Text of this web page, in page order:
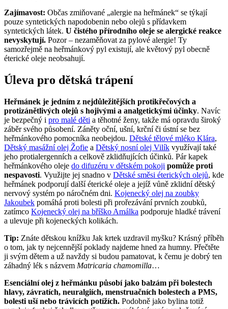
Zajímavost: Občas zmiňované „alergie na heřmánek“ se týkají
pouze syntetických napodobenin nebo olejů s přídavkem
syntetických látek. U čistého přírodního oleje se alergické reakce
nevyskytují. Pozor – nezaměňovat za pylové alergie! Ty
samozřejmě na heřmánkový pyl existují, ale květový pyl obecně
éterické oleje neobsahují.
Úleva pro dětská trápení
Heřmánek je jedním z nejdůležitějších protikřečových a
protizánětlivých olejů s hojivými a analgetickými účinky. Navíc
je bezpečný i pro malé děti a těhotné ženy, takže má opravdu široký
záběr svého působení. Záněty oční, ušní, krční či ústní se bez
heřmánkového pomocníka neobejdou. Dětské tělové mléko Klára,
Dětský masážní olej Žofie a Dětský nosní olej Vilík využívají také
jeho protialergenních a celkově zklidňujících účinků. Pár kapek
heřmánkového oleje do difuzéru v dětském pokoji pomůže proti
nespavosti. Využijte jej snadno v Dětské směsi éterických olejů, kde
heřmánek podporují další éterické oleje a jejíž vůně zklidní dětský
nervový systém po náročném dni. Kojenecký olej na zoubky
Jakoubek pomáhá proti bolesti při prořezávání prvních zoubků,
zatímco Kojenecký olej na bříško Amálka podporuje hladké trávení
a ulevuje při kojeneckých kolikách.
Tip: Znáte dětskou knížku Jak krtek uzdravil myšku? Krásný příběh
o tom, jak ty nejcennější poklady najdeme hned za humny. Přečtěte
ji svým dětem a už navždy si budou pamatovat, k čemu je dobrý ten
záhadný lék s názvem Matricaria chamomilla…
Esenciální olej z heřmánku působí jako balzám při bolestech
hlavy, závratích, neuralgiích, menstruačních bolestech a PMS,
bolesti uší nebo trávicích potížích. Podobně jako bylina totiž